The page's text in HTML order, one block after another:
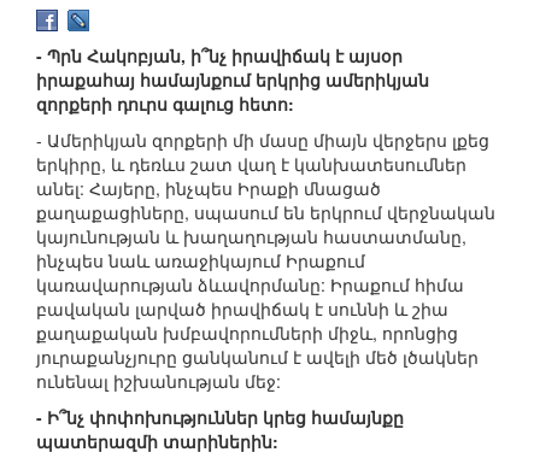
- Պրն Հակոբյան, ի՞նչ իրավիճակ է այսօր
իրաքահայ համայնքում երկրից ամերիկյան
զորքերի դուրս գալուց հետո:
- Ամերիկյան զորքերի մի մասը միայն վերջերս լքեց
երկիրը, և դեռևս շատ վաղ է կանխատեսումներ
անել: Հայերը, ինչպես Իրաքի մնացած
քաղաքացիները, սպասում են երկրում վերջնական
կայունության և խաղաղության հաստատմանը,
ինչպես նաև առաջիկայում Իրաքում
կառավարության ձևավորմանը: Իրաքում հիմա
բավական լարված իրավիճակ է սուննի և շիա
քաղաքական խմբավորումների միջև, որոնցից
յուրաքանչյուրը ցանկանում է ավելի մեծ լծակներ
ունենալ իշխանության մեջ:
- Ի՞նչ փոփոխություններ կրեց համայնքը
պատերազմի տարիներին: